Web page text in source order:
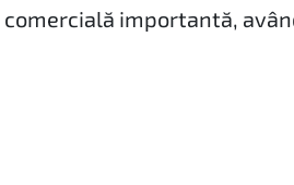
importantă,